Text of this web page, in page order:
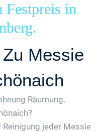
Festpreis in
Messie
Räumung,
Reinigung jeder Messie